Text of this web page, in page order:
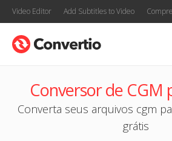
Video Editor Add Subtitles to Video
Conversor de CGM
Converta seus arquivos cgm
grátis